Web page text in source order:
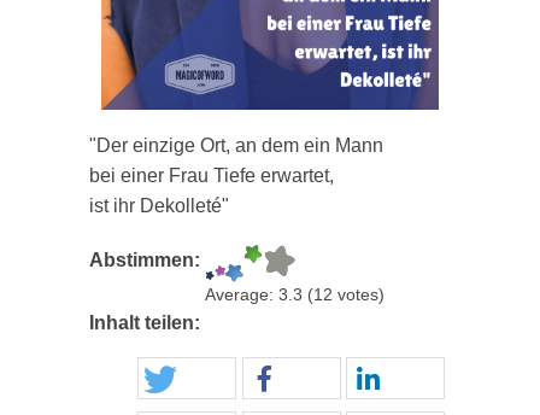
"Der einzige Ort, an dem ein Mann
bei einer Frau Tiefe erwartet,
ist ihr Dekolleté"
Abstimmen:
Average: 3.3 (12 votes)
Inhalt teilen: